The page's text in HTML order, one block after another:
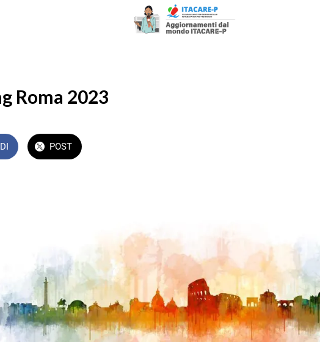
Roma 2023
POST